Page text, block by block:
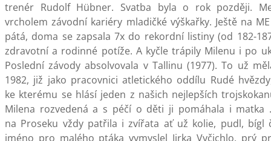
trenér Rudolf Hübner. Svatba byla o rok později.
vrcholem závodní kariéry mladičké výškařky. Ještě na
pátá, doma se zapsala 7x do rekordní listiny (od 182-
zdravotní a rodinné potíže. A kyčle trápily Milenu i po
Poslední závody absolvovala v Tallinu (1977). To už
1982, již jako pracovnici atletického oddílu Rudé
ke kterému se hlásí jeden z našich nejlepších
Milena rozvedená a s péčí o děti ji pomáhala i matka
na Proseku vždy patřila i zvířata ať už kolie, pudl, bígl
jméno pro malého ptáka vymyslel Jirka Vyčichlo, prý